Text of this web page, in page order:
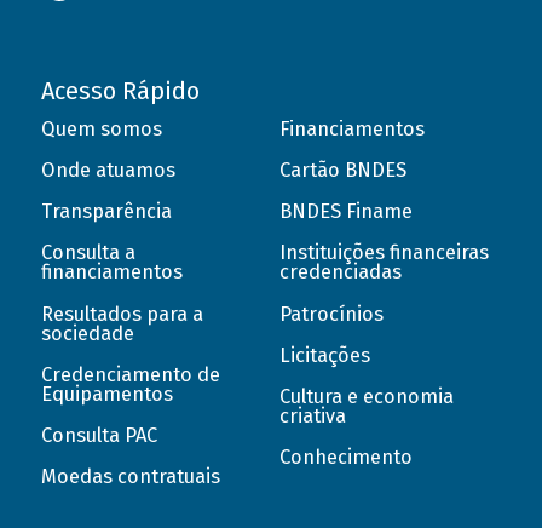
Acesso Rápido
Quem somos
Onde atuamos
Transparência
Consulta a
financiamentos
Resultados para a
sociedade
Credenciamento de
Equipamentos
Consulta PAC
Moedas contratuais
Financiamentos
Cartão BNDES
BNDES Finame
Instituições financeiras
credenciadas
Patrocínios
Licitações
Cultura e economia
criativa
Conhecimento